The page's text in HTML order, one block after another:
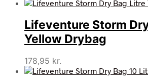
Lifeventure Storm
Yellow Drybag
178,95 kr.